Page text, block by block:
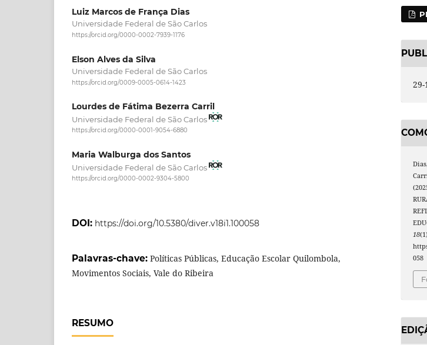
Luiz Marcos de França Dias
Universidade Federal de São Carlos
https://orcid.org/0000-0002-7939-1176
Elson Alves da Silva
Universidade Federal de São Carlos
https://orcid.org/0009-0005-0614-1423
Lourdes de Fátima Bezerra Carril
Universidade Federal de São Carlos
https://orcid.org/0000-0001-9054-6880
Maria Walburga dos Santos
Universidade Federal de São Carlos
https://orcid.org/0000-0002-9304-5800
DOI: https://doi.org/10.5380/diver.v18i1.100058
Palavras-chave: Políticas Públicas, Educação Escolar Quilombola,
Movimentos Sociais, Vale do Ribeira
RESUMO
18
058